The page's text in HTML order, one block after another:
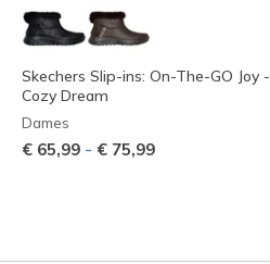
Skechers Slip-ins: On-The-GO Joy -
Cozy Dream
Dames
€ 65,99 - € 75,99